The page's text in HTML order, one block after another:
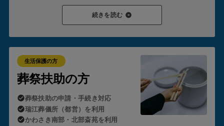
葬祭扶助が対象となり、支給が認められると
を立て替えたり、後から請求を受けたりすることはありませ
ん。これが「生活保護のお葬式」の葬儀が0円でご利用いただ
ける理由です。
ただし、制度の適用にはいくつかの要件があります。
・故人または喪主となる方が生活保護受給者であること
・故人の預貯金や遺留金がほとんどないこと
・ご遺族の方の資産状況に著しい余裕がないこと
続きを読む
生活保護の方
葬祭扶助の方
葬祭扶助の申請・手続き対応
瑞江葬儀所（都営）を利用
かわさき南部・北部斎苑を利用